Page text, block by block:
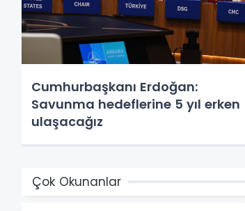
Cumhurbaşkanı Erdoğan:
Savunma hedeflerine 5 yıl erken
ulaşacağız
Çok Okunanlar